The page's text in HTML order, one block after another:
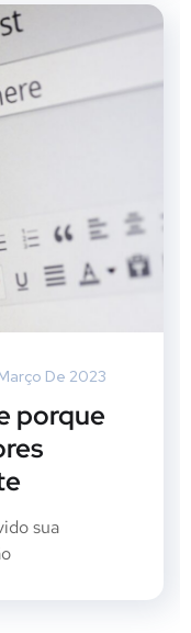
De 2023
porque
sua